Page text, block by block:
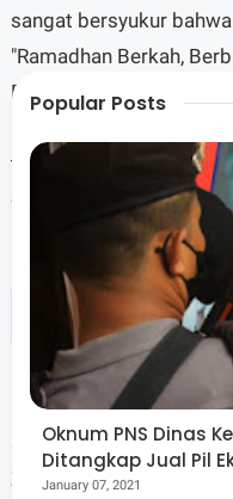
sangat bersyukur
"Ramadhan Berkah,
Duafa" itu bisa sukses
terlibat, seperti para
dusun, TNI/ Polri dan
"Alhamdulillah kami
sebesar besarnya
Zuhairi.
Popular Posts
Oknum PNS Dinas
Ditangkap Jual Pil
January 07, 2021